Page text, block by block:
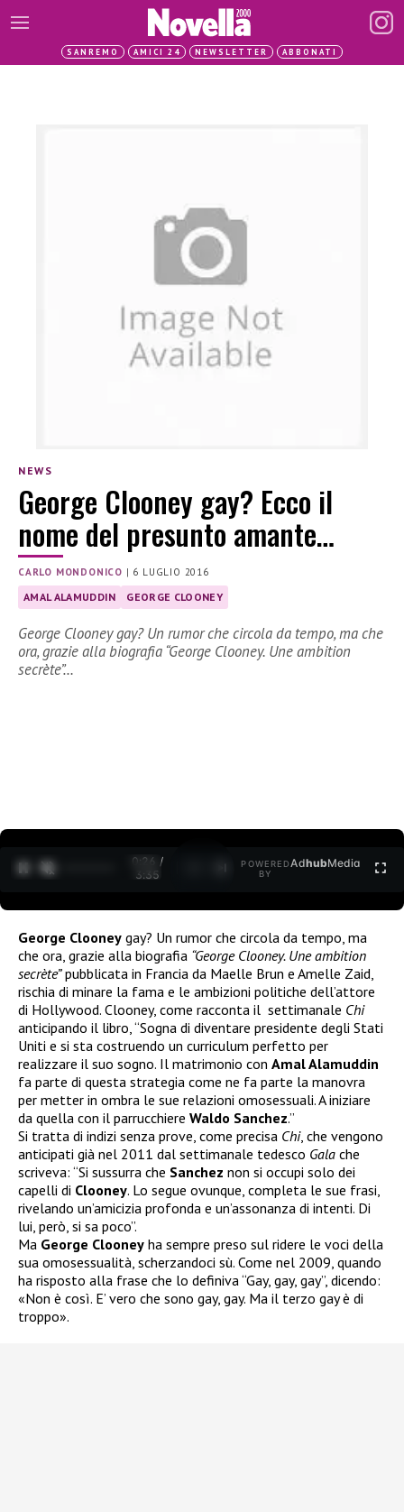
SANREMO AMICI 24 NEWSLETTER ABBONATI
NEWS
George Clooney gay? Ecco il
nome del presunto amante…
CARLO MONDONICO | 6 LUGLIO 2016
AMAL ALAMUDDIN GEORGE CLOONEY
George Clooney gay? Un rumor che circola da tempo, ma che
ora, grazie alla biografia “George Clooney. Une ambition
secrète”…
0:26 /
3:35
POWERED
BY
AdhubMedia
George Clooney gay? Un rumor che circola da tempo, ma
che ora, grazie alla biografia “George Clooney. Une ambition
secrète”pubblicata in Francia da Maelle Brun e Amelle Zaid,
rischia di minare la fama e le ambizioni politiche dell’attore
di Hollywood. Clooney, come racconta il settimanale Chi
anticipando il libro, “Sogna di diventare presidente degli Stati
Uniti e si sta costruendo un curriculum perfetto per
realizzare il suo sogno. Il matrimonio con Amal Alamuddin
fa parte di questa strategia come ne fa parte la manovra
per metter in ombra le sue relazioni omosessuali. A iniziare
da quella con il parrucchiere Waldo Sanchez.”
Si tratta di indizi senza prove, come precisa Chi, che vengono
anticipati già nel 2011 dal settimanale tedesco Gala che
scriveva: “Si sussurra che Sanchez non si occupi solo dei
capelli di Clooney. Lo segue ovunque, completa le sue frasi,
rivelando un’amicizia profonda e un’assonanza di intenti. Di
lui, però, si sa poco”.
Ma George Clooney ha sempre preso sul ridere le voci della
sua omosessualità, scherzandoci sù. Come nel 2009, quando
ha risposto alla frase che lo definiva “Gay, gay, gay”, dicendo:
«Non è così. E’ vero che sono gay, gay. Ma il terzo gay è di
troppo».